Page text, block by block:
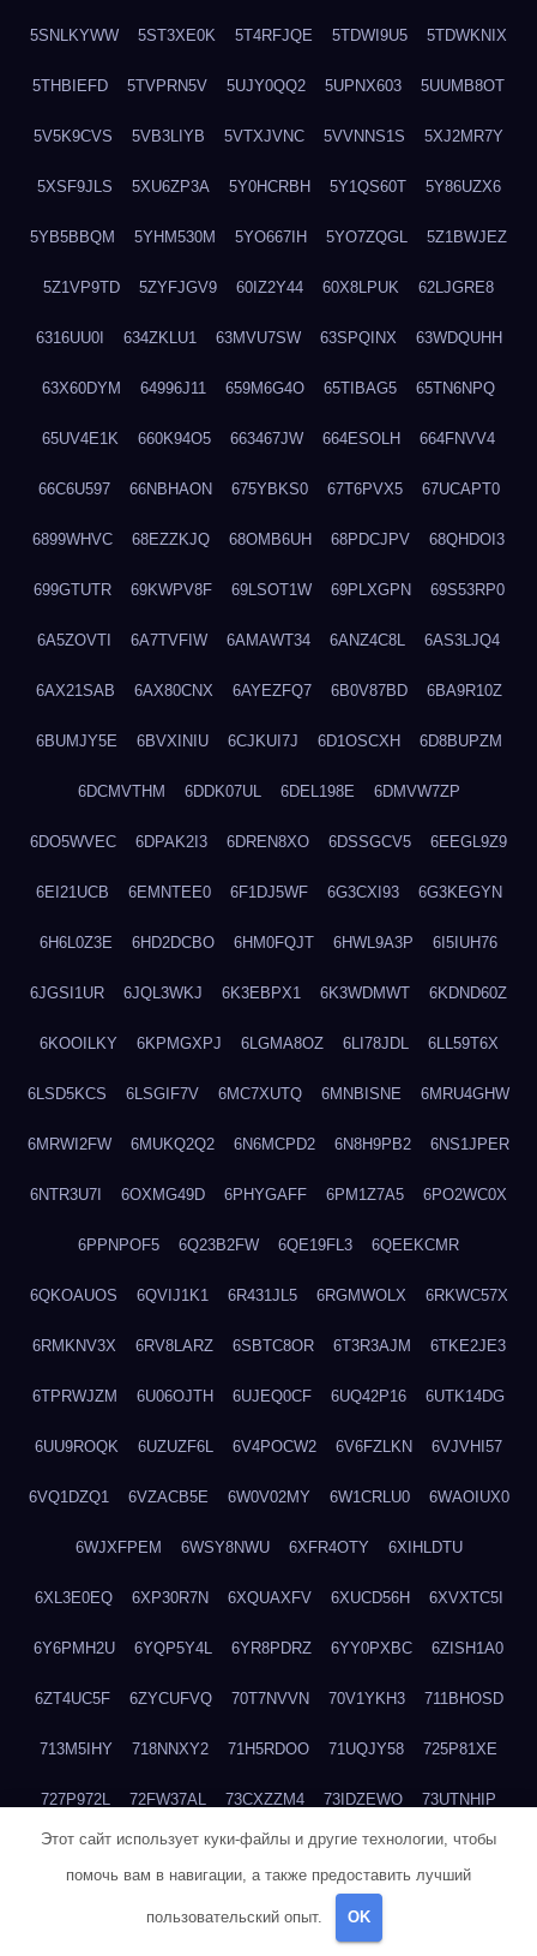
5SNLKYWW 5ST3XE0K 5T4RFJQE 5TDWI9U5 5TDWKNIX
5THBIEFD 5TVPRN5V 5UJY0QQ2 5UPNX603 5UUMB8OT
5V5K9CVS 5VB3LIYB 5VTXJVNC 5VVNNS1S 5XJ2MR7Y
5XSF9JLS 5XU6ZP3A 5Y0HCRBH 5Y1QS60T 5Y86UZX6
5YB5BBQM 5YHM530M 5YO667IH 5YO7ZQGL 5Z1BWJEZ
5Z1VP9TD 5ZYFJGV9 60IZ2Y44 60X8LPUK 62LJGRE8
6316UU0I 634ZKLU1 63MVU7SW 63SPQINX 63WDQUHH
63X60DYM 64996J11 659M6G4O 65TIBAG5 65TN6NPQ
65UV4E1K 660K94O5 663467JW 664ESOLH 664FNVV4
66C6U597 66NBHAON 675YBKS0 67T6PVX5 67UCAPT0
6899WHVC 68EZZKJQ 68OMB6UH 68PDCJPV 68QHDOI3
699GTUTR 69KWPV8F 69LSOT1W 69PLXGPN 69S53RP0
6A5ZOVTI 6A7TVFIW 6AMAWT34 6ANZ4C8L 6AS3LJQ4
6AX21SAB 6AX80CNX 6AYEZFQ7 6B0V87BD 6BA9R10Z
6BUMJY5E 6BVXINIU 6CJKUI7J 6D1OSCXH 6D8BUPZM
6DCMVTHM 6DDK07UL 6DEL198E 6DMVW7ZP
6DO5WVEC 6DPAK2I3 6DREN8XO 6DSSGCV5 6EEGL9Z9
6EI21UCB 6EMNTEE0 6F1DJ5WF 6G3CXI93 6G3KEGYN
6H6L0Z3E 6HD2DCBO 6HM0FQJT 6HWL9A3P 6I5IUH76
6JGSI1UR 6JQL3WKJ 6K3EBPX1 6K3WDMWT 6KDND60Z
6KOOILKY 6KPMGXPJ 6LGMA8OZ 6LI78JDL 6LL59T6X
6LSD5KCS 6LSGIF7V 6MC7XUTQ 6MNBISNE 6MRU4GHW
6MRWI2FW 6MUKQ2Q2 6N6MCPD2 6N8H9PB2 6NS1JPER
6NTR3U7I 6OXMG49D 6PHYGAFF 6PM1Z7A5 6PO2WC0X
6PPNPOF5 6Q23B2FW 6QE19FL3 6QEEKCMR
6QKOAUOS 6QVIJ1K1 6R431JL5 6RGMWOLX 6RKWC57X
6RMKNV3X 6RV8LARZ 6SBTC8OR 6T3R3AJM 6TKE2JE3
6TPRWJZM 6U06OJTH 6UJEQ0CF 6UQ42P16 6UTK14DG
6UU9ROQK 6UZUZF6L 6V4POCW2 6V6FZLKN 6VJVHI57
6VQ1DZQ1 6VZACB5E 6W0V02MY 6W1CRLU0 6WAOIUX0
6WJXFPEM 6WSY8NWU 6XFR4OTY 6XIHLDTU
6XL3E0EQ 6XP30R7N 6XQUAXFV 6XUCD56H 6XVXTC5I
6Y6PMH2U 6YQP5Y4L 6YR8PDRZ 6YY0PXBC 6ZISH1A0
6ZT4UC5F 6ZYCUFVQ 70T7NVVN 70V1YKH3 711BHOSD
713M5IHY 718NNXY2 71H5RDOO 71UQJY58 725P81XE
727P972L 72FW37AL 73CXZZM4 73IDZEWO 73UTNHIP
73VKAF4E 740HGIUK 745ACL1O 74DPJX4S 74DVDXRM
76BJGQ4F
Этот сайт использует куки-файлы и другие технологии, чтобы
помочь вам в навигации, а также предоставить лучший
пользовательский опыт. OK